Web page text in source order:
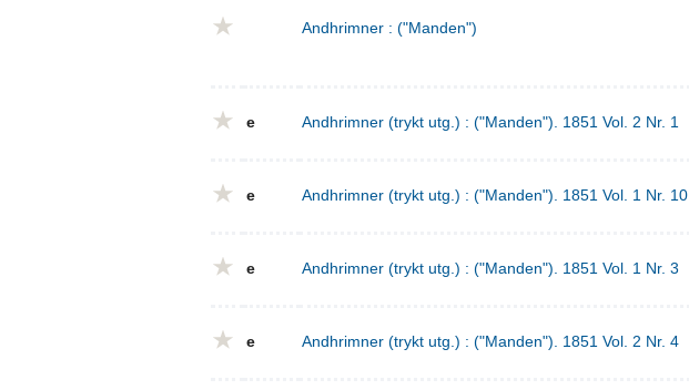
Andhrimner : ("Manden")
e Andhrimner (trykt utg.) : ("Manden"). 1851 Vol. 2 Nr. 1
e Andhrimner (trykt utg.) : ("Manden"). 1851 Vol. 1 Nr. 10
e Andhrimner (trykt utg.) : ("Manden"). 1851 Vol. 1 Nr. 3
e Andhrimner (trykt utg.) : ("Manden"). 1851 Vol. 2 Nr. 4